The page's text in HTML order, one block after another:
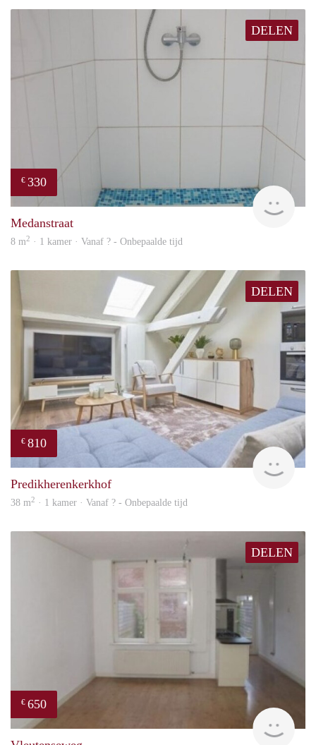
DELEN
€ 330
Medanstraat
8 m2 · 1 kamer · Vanaf ? - Onbepaalde tijd
DELEN
€ 810
Predikherenkerkhof
38 m2 · 1 kamer · Vanaf ? - Onbepaalde tijd
DELEN
€ 650